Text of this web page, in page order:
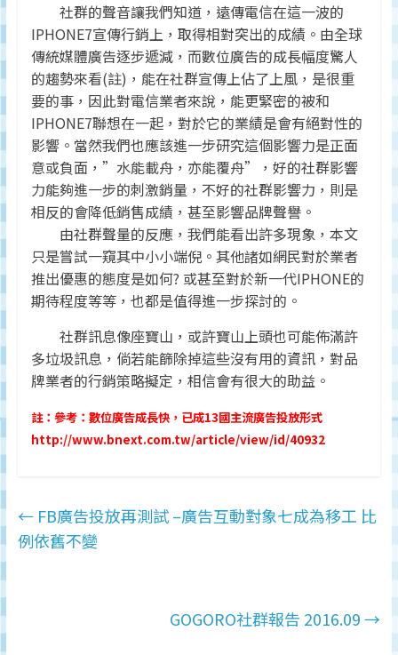
社群的聲音讓我們知道，遠傳電信在這一波的
IPHONE7宣傳行銷上，取得相對突出的成績。由全球
傳統媒體廣告逐步遞減，而數位廣告的成長幅度驚人
的趨勢來看(註)，能在社群宣傳上佔了上風，是很重
要的事，因此對電信業者來說，能更緊密的被和
IPHONE7聯想在一起，對於它的業績是會有絕對性的
影響。當然我們也應該進一步研究這個影響力是正面
意或負面，”水能載舟，亦能覆舟”，好的社群影響
力能夠進一步的刺激銷量，不好的社群影響力，則是
相反的會降低銷售成績，甚至影響品牌聲譽。
由社群聲量的反應，我們能看出許多現象，本文
只是嘗試一窺其中小小端倪。其他諸如網民對於業者
推出優惠的態度是如何? 或甚至對於新一代IPHONE的
期待程度等等，也都是值得進一步探討的。
社群訊息像座寶山，或許寶山上頭也可能佈滿許
多垃圾訊息，倘若能篩除掉這些沒有用的資訊，對品
牌業者的行銷策略擬定，相信會有很大的助益。
註：參考：數位廣告成長快，已成13國主流廣告投放形式
http://www.bnext.com.tw/article/view/id/40932
←FB廣告投放再測試 –廣告互動對象七成為移工 比
例依舊不變
GOGORO社群報告 2016.09→